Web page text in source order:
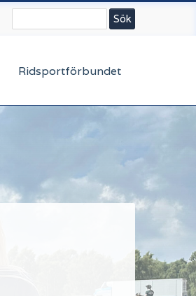
Ridsportförbundet